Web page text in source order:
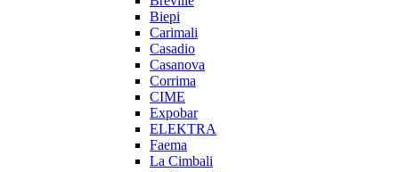
Biepi
Carimali
Casadio
Casanova
Corrima
CIME
Expobar
ELEKTRA
Faema
La Cimbali